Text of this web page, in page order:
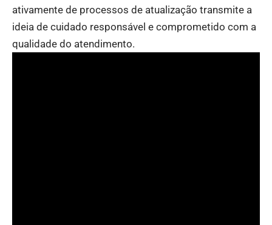
ativamente de processos de atualização transmite a
ideia de cuidado responsável e comprometido com a
qualidade do atendimento.